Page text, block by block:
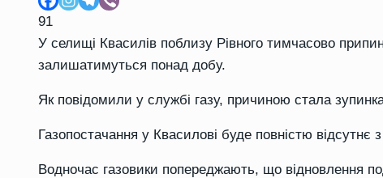
91
У селищі Квасилів поблизу Рівного тимчасово
залишатимуться понад добу.
Як повідомили у службі газу, причиною стала
Газопостачання у Квасилові буде повністю
Водночас газовики попереджають, що відновлення